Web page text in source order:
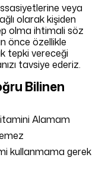
veya
olarak kişiden
olma ihtimali söz
önce özellikle
tepki vereceği
tavsiye ederiz.
Bilinen
Alamam
kullanmama gerek